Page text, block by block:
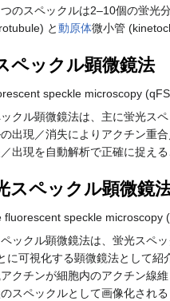
のスペックルは2–10個の蛍光
と動原体微小管
ペックル顕微鏡法
speckle microscopy
クル顕微鏡法は、主に蛍光ス
出現／消失によりアクチン重
出現を自動解析で正確に捉え
スペックル顕微鏡
fluorescent speckle microscopy
ックル顕微鏡法は、蛍光スペ
に可視化する顕微鏡法として
クチンが細胞内のアクチン線
スペックルとして画像化される